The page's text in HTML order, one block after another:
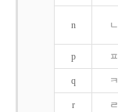
n ㄴ
p ㅍ
q ㅋ
r ㄹ